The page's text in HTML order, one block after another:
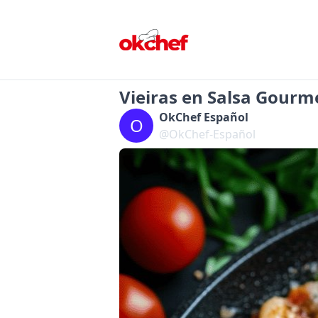
Vieiras en Salsa
O
OkChef Español
@OkChef-Español